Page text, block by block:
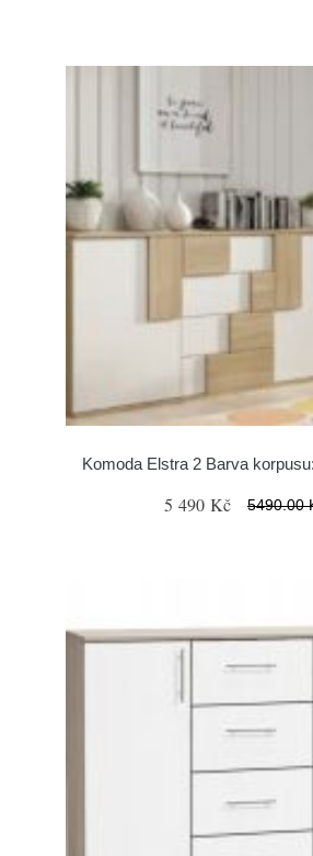
Komoda Elstra 2 Barva
5 490 Kč 5490.00